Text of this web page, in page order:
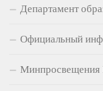
Департамент
Официальный
Минпросвещения